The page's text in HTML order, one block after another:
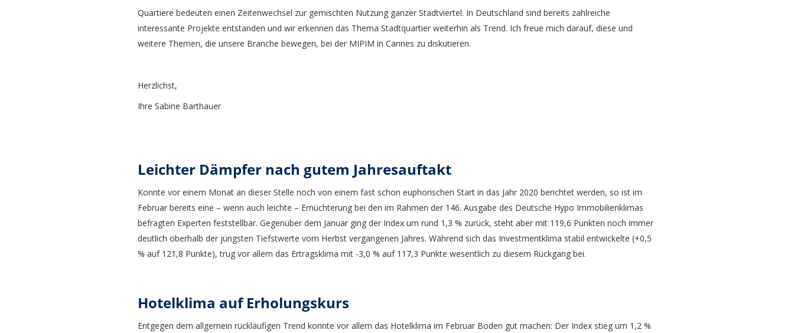
Quartiere bedeuten einen Zeitenwechsel zur gemischten Nutzung ganzer Stadtviertel. In Deutschland sind bereits zahlreiche
interessante Projekte entstanden und wir erkennen das Thema Stadtquartier weiterhin als Trend. Ich freue mich darauf, diese und
weitere Themen, die unsere Branche bewegen, bei der MIPIM in Cannes zu diskutieren.
Herzlichst,
Ihre Sabine Barthauer
Leichter Dämpfer nach gutem Jahresauftakt
Konnte vor einem Monat an dieser Stelle noch von einem fast schon euphorischen Start in das Jahr 2020 berichtet werden, so ist im
Februar bereits eine – wenn auch leichte – Ernüchterung bei den im Rahmen der 146. Ausgabe des Deutsche Hypo Immobilienklimas
befragten Experten feststellbar. Gegenüber dem Januar ging der Index um rund 1,3 % zurück, steht aber mit 119,6 Punkten noch immer
deutlich oberhalb der jüngsten Tiefstwerte vom Herbst vergangenen Jahres. Während sich das Investmentklima stabil entwickelte (+0,5
% auf 121,8 Punkte), trug vor allem das Ertragsklima mit -3,0 % auf 117,3 Punkte wesentlich zu diesem Rückgang bei.
Hotelklima auf Erholungskurs
Entgegen dem allgemein rückläufigen Trend konnte vor allem das Hotelklima im Februar Boden gut machen: Der Index stieg um 1,2 %